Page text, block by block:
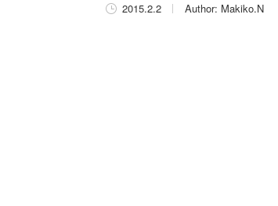
2015.2.2 Author: Makiko.N